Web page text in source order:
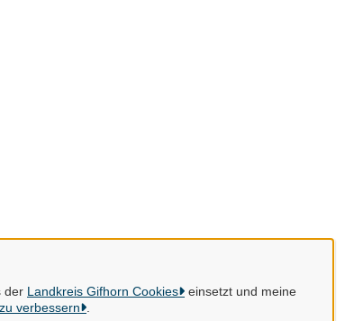
der Landkreis Gifhorn Cookies
einsetzt und meine
verbessern